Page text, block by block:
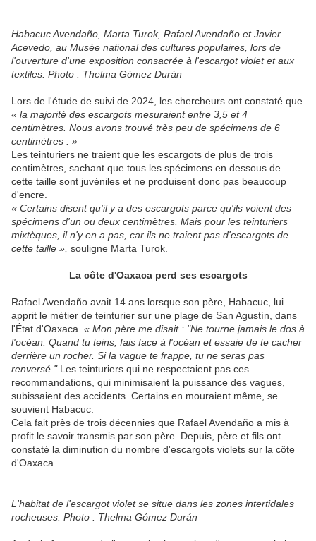
Habacuc Avendaño, Marta Turok, Rafael Avendaño et Javier
Acevedo, au Musée national des cultures populaires, lors de
l'ouverture d'une exposition consacrée à l'escargot violet et aux
textiles. Photo : Thelma Gómez Durán
Lors de l'étude de suivi de 2024, les chercheurs ont constaté que
« la majorité des escargots mesuraient entre 3,5 et 4
centimètres. Nous avons trouvé très peu de spécimens de 6
centimètres . »
Les teinturiers ne traient que les escargots de plus de trois
centimètres, sachant que tous les spécimens en dessous de
cette taille sont juvéniles et ne produisent donc pas beaucoup
d'encre.
« Certains disent qu'il y a des escargots parce qu'ils voient des
spécimens d'un ou deux centimètres. Mais pour les teinturiers
mixtèques, il n'y en a pas, car ils ne traient pas d'escargots de
cette taille », souligne Marta Turok.
La côte d'Oaxaca perd ses escargots
Rafael Avendaño avait 14 ans lorsque son père, Habacuc, lui
apprit le métier de teinturier sur une plage de San Agustín, dans
l'État d'Oaxaca. « Mon père me disait : "Ne tourne jamais le dos à
l'océan. Quand tu teins, fais face à l'océan et essaie de te cacher
derrière un rocher. Si la vague te frappe, tu ne seras pas
renversé." Les teinturiers qui ne respectaient pas ces
recommandations, qui minimisaient la puissance des vagues,
subissaient des accidents. Certains en mouraient même, se
souvient Habacuc.
Cela fait près de trois décennies que Rafael Avendaño a mis à
profit le savoir transmis par son père. Depuis, père et fils ont
constaté la diminution du nombre d'escargots violets sur la côte
d'Oaxaca .
L'habitat de l'escargot violet se situe dans les zones intertidales
rocheuses. Photo : Thelma Gómez Durán